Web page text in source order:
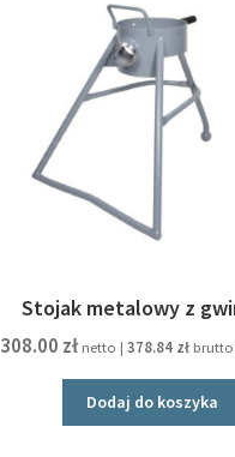
Stojak metalowy z
308.00 zł netto |378.84 zł brutto
Dodaj do koszyka